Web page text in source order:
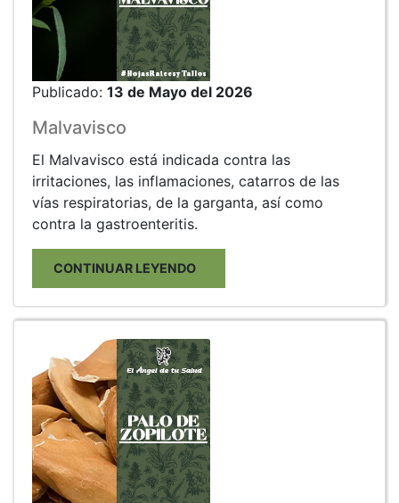
Publicado: 13 de Mayo del 2026
Malvavisco
El Malvavisco está indicada contra las
irritaciones, las inflamaciones, catarros de las
vías respiratorias, de la garganta, así como
contra la gastroenteritis.
CONTINUAR LEYENDO